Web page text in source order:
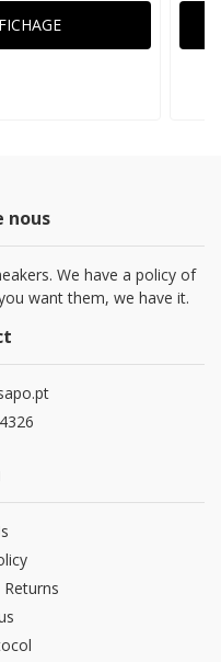
nous
We have a policy of
want them, we have it.
Returns